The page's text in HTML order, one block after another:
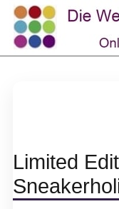
Limited